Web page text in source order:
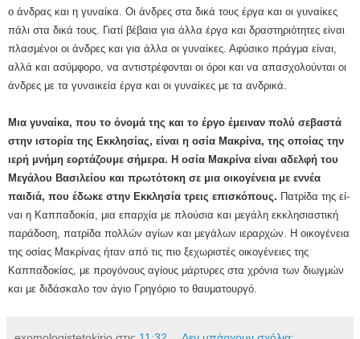
ο άνδρας και η γυναίκα. Οι άνδρες στα δικά τους έργα και οι γυναίκες
πάλι στα δικά τους. Γιατί βέβαια για άλλα έργα και δραστηριότητες είναι
πλασμένοι οι άνδρες και για άλλα οι γυναίκες. Αφύσικο πράγμα είναι,
αλλά και ασύμφορο, να αντιστρέφονται οι όροι και να απασχολούνται οι
άνδρες με τα γυναικεία έργα και οι γυναίκες με τα ανδρικά.
Μια γυναίκα, που το όνομά της και το έργο έμειναν πολύ σεβαστά
στην ιστορία της Εκκλησίας, είναι η οσία Μακρίνα, της οποίας την
ιερή μνήμη εορτάζουμε σήμερα. Η οσία Μακρίνα είναι αδελφή του
Μεγάλου Βασιλείου και πρωτότοκη σε μια οικογένεια με εννέα
παιδιά, που έδωκε στην Εκκλησία τρεις επισκόπους. Πατρίδα της εί­
ναι η Καππαδοκία, μια επαρχία με πλούσια και μεγάλη εκκλησιαστική
παράδοση, πατρίδα πολλών αγίων και με­γάλων ιεραρχών. Η οικογένεια
της οσίας Μακρίνας ήταν από τις πιο ξεχωριστές οικογένειες της
Καππαδοκίας, με προγόνους αγίους μάρτυρες στα χρόνια των διωγμών
και με διδάσκαλο τον άγιο Γρηγόριο το θαυματουργό.